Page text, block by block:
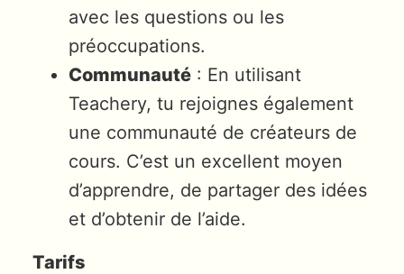
avec les questions ou les
préoccupations.
Communauté : En utilisant
Teachery, tu rejoignes également
une communauté de créateurs de
cours. C’est un excellent moyen
d’apprendre, de partager des idées
et d’obtenir de l’aide.
Tarifs